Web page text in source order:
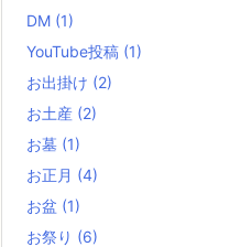
DM (1)
YouTube投稿 (1)
お出掛け (2)
お土産 (2)
お墓 (1)
お正月 (4)
お盆 (1)
お祭り (6)